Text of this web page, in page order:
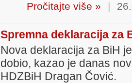
Pročitajte više » |
Spremna deklaracija za
Nova deklaracija za BiH
dobio, kazao je danas
HDZBiH Dragan Čović.